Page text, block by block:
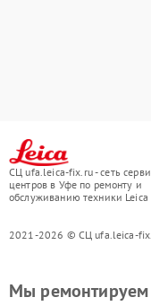
СЦ ufa.leica-fix.ru - сеть
центров в Уфе по ремонту и
обслуживанию техники Leica
2021-2026 © СЦ ufa.leica-
Мы ремонтируем